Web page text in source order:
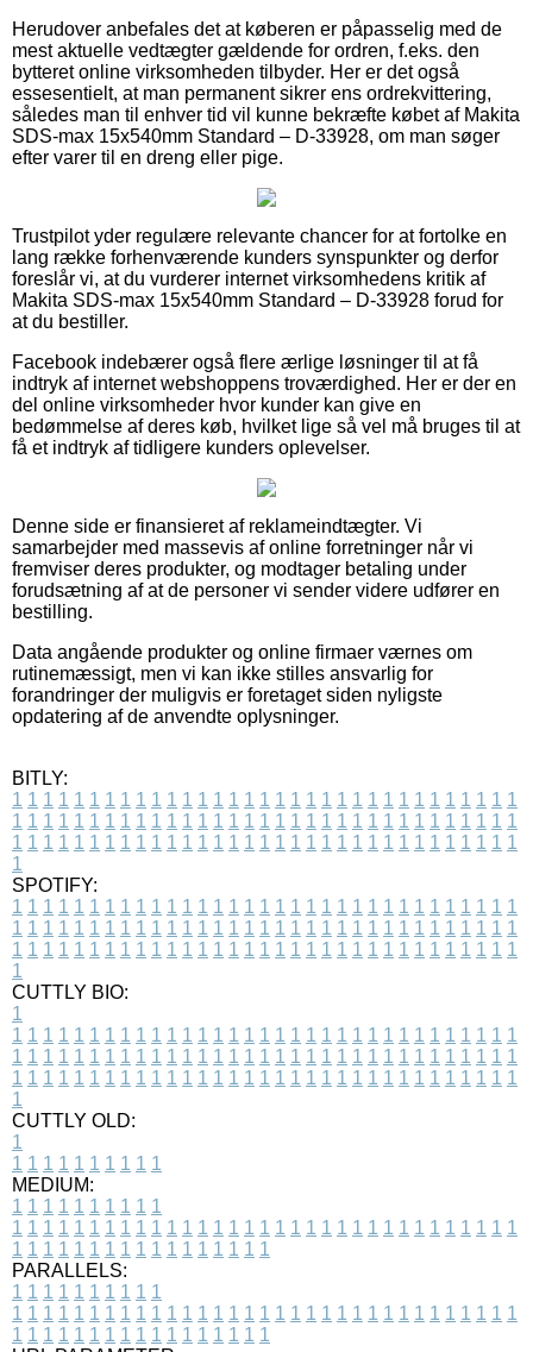
Herudover anbefales det at køberen er påpasselig med de
mest aktuelle vedtægter gældende for ordren, f.eks. den
bytteret online virksomheden tilbyder. Her er det også
essesentielt, at man permanent sikrer ens ordrekvittering,
således man til enhver tid vil kunne bekræfte købet af Makita
SDS-max 15x540mm Standard – D-33928, om man søger
efter varer til en dreng eller pige.
Trustpilot yder regulære relevante chancer for at fortolke en
lang række forhenværende kunders synspunkter og derfor
foreslår vi, at du vurderer internet virksomhedens kritik af
Makita SDS-max 15x540mm Standard – D-33928 forud for
at du bestiller.
Facebook indebærer også flere ærlige løsninger til at få
indtryk af internet webshoppens troværdighed. Her er der en
del online virksomheder hvor kunder kan give en
bedømmelse af deres køb, hvilket lige så vel må bruges til at
få et indtryk af tidligere kunders oplevelser.
Denne side er finansieret af reklameindtægter. Vi
samarbejder med massevis af online forretninger når vi
fremviser deres produkter, og modtager betaling under
forudsætning af at de personer vi sender videre udfører en
bestilling.
Data angående produkter og online firmaer værnes om
rutinemæssigt, men vi kan ikke stilles ansvarlig for
forandringer der muligvis er foretaget siden nyligste
opdatering af de anvendte oplysninger.
BITLY:
1 1 1 1 1 1 1 1 1 1 1 1 1 1 1 1 1 1 1 1 1 1 1 1 1 1 1 1 1 1 1 1 1
1 1 1 1 1 1 1 1 1 1 1 1 1 1 1 1 1 1 1 1 1 1 1 1 1 1 1 1 1 1 1 1 1
1 1 1 1 1 1 1 1 1 1 1 1 1 1 1 1 1 1 1 1 1 1 1 1 1 1 1 1 1 1 1 1 1
1
SPOTIFY:
1 1 1 1 1 1 1 1 1 1 1 1 1 1 1 1 1 1 1 1 1 1 1 1 1 1 1 1 1 1 1 1 1
1 1 1 1 1 1 1 1 1 1 1 1 1 1 1 1 1 1 1 1 1 1 1 1 1 1 1 1 1 1 1 1 1
1 1 1 1 1 1 1 1 1 1 1 1 1 1 1 1 1 1 1 1 1 1 1 1 1 1 1 1 1 1 1 1 1
1
CUTTLY BIO:
1
1 1 1 1 1 1 1 1 1 1 1 1 1 1 1 1 1 1 1 1 1 1 1 1 1 1 1 1 1 1 1 1 1
1 1 1 1 1 1 1 1 1 1 1 1 1 1 1 1 1 1 1 1 1 1 1 1 1 1 1 1 1 1 1 1 1
1 1 1 1 1 1 1 1 1 1 1 1 1 1 1 1 1 1 1 1 1 1 1 1 1 1 1 1 1 1 1 1 1
1
CUTTLY OLD:
1
1 1 1 1 1 1 1 1 1 1
MEDIUM:
1 1 1 1 1 1 1 1 1 1
1 1 1 1 1 1 1 1 1 1 1 1 1 1 1 1 1 1 1 1 1 1 1 1 1 1 1 1 1 1 1 1 1
1 1 1 1 1 1 1 1 1 1 1 1 1 1 1 1 1
PARALLELS:
1 1 1 1 1 1 1 1 1 1
1 1 1 1 1 1 1 1 1 1 1 1 1 1 1 1 1 1 1 1 1 1 1 1 1 1 1 1 1 1 1 1 1
1 1 1 1 1 1 1 1 1 1 1 1 1 1 1 1 1